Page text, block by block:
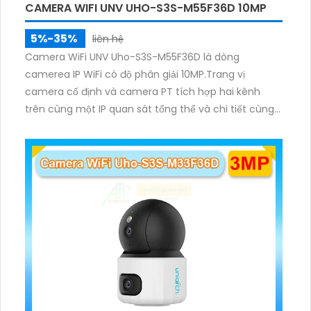
CAMERA WIFI UNV UHO-S3S-M55F36D 10MP
5%-35%
liên hệ
Camera WiFi UNV Uho-S3S-M55F36D là dòng
camerea IP WiFi có độ phân giải 10MP.Trang vị
camera cố định và camera PT tích hợp hai kênh
trên cùng một IP quan sát tổng thể và chi tiết cùng
ánh sáng. Kết hợp hồng ngoại và đèn ấm cho hình
ảnh có màu trong nhiều điều kiện khác nhau trong
phạm vi 3m.